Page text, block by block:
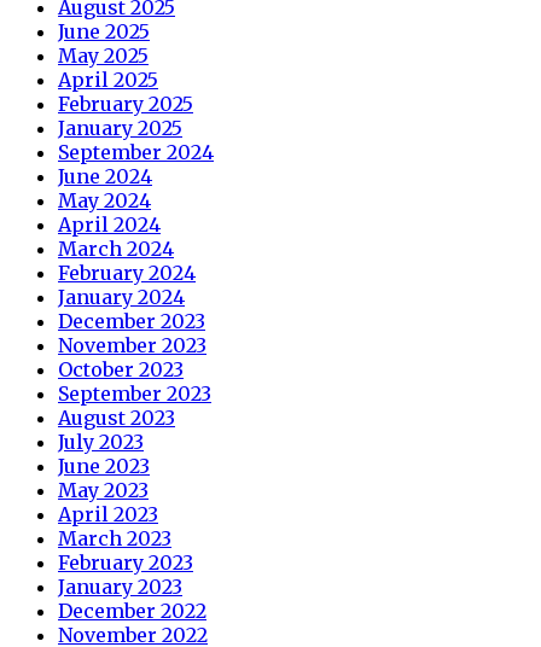
August 2025
June 2025
May 2025
April 2025
February 2025
January 2025
September 2024
June 2024
May 2024
April 2024
March 2024
February 2024
January 2024
December 2023
November 2023
October 2023
September 2023
August 2023
July 2023
June 2023
May 2023
April 2023
March 2023
February 2023
January 2023
December 2022
November 2022